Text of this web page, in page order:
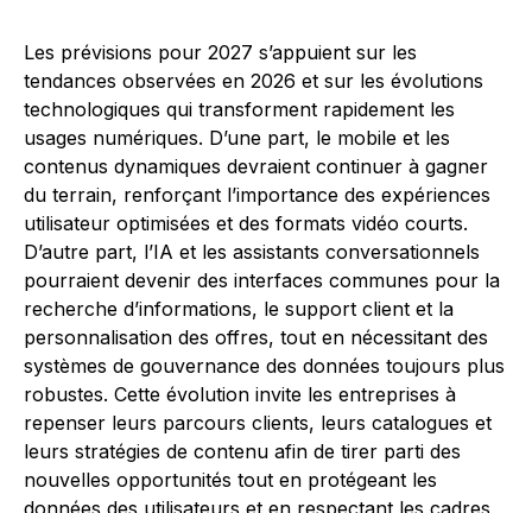
Les prévisions pour 2027 s’appuient sur les
tendances observées en 2026 et sur les évolutions
technologiques qui transforment rapidement les
usages numériques. D’une part, le mobile et les
contenus dynamiques devraient continuer à gagner
du terrain, renforçant l’importance des expériences
utilisateur optimisées et des formats vidéo courts.
D’autre part, l’IA et les assistants conversationnels
pourraient devenir des interfaces communes pour la
recherche d’informations, le support client et la
personnalisation des offres, tout en nécessitant des
systèmes de gouvernance des données toujours plus
robustes. Cette évolution invite les entreprises à
repenser leurs parcours clients, leurs catalogues et
leurs stratégies de contenu afin de tirer parti des
nouvelles opportunités tout en protégeant les
données des utilisateurs et en respectant les cadres